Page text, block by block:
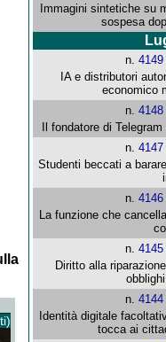
Immagini sintetiche su
sospesa
n.
IA e distributori
economico
n.
Il fondatore di
n.
Studenti beccati a
n.
La funzione che
n.
Diritto alla
n.
Identità digitale
tocca ai